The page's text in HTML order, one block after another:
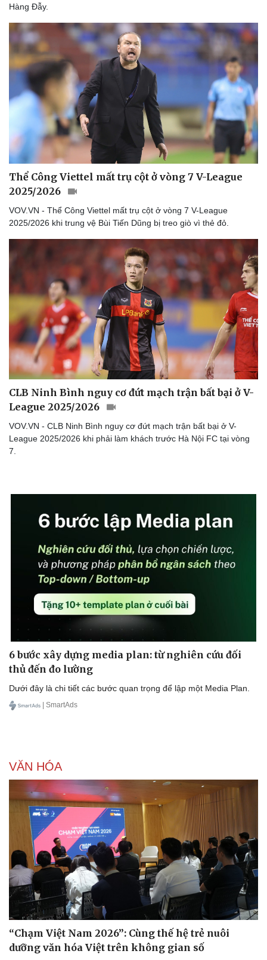
Thể thao
Bóng đá
Lịch thi đấu bóng đá
Thế giới thể thao
eSports
Hậu trường
Ô tô - Xe máy
Ô tô
Xe máy
Tư vấn
Doanh nghiệp
Thông tin doanh nghiệp
Doanh nghiệp 24h
Doanh nhân
Vì cộng đồng
Công nghệ
Sành điệu
Tin Công nghệ
Trải nghiệm
Chuyển đổi số
Hàng Đẫy.
Thể Công Viettel mất trụ cột ở vòng 7 V-League
2025/2026
VOV.VN - Thể Công Viettel mất trụ cột ở vòng 7 V-League
2025/2026 khi trung vệ Bùi Tiến Dũng bị treo giò vì thẻ đỏ.
CLB Ninh Bình nguy cơ đứt mạch trận bất bại ở V-
League 2025/2026
VOV.VN - CLB Ninh Bình nguy cơ đứt mạch trận bất bại ở V-
League 2025/2026 khi phải làm khách trước Hà Nội FC tại vòng
7.
6 bước xây dựng media plan: từ nghiên cứu đối
thủ đến đo lường
Dưới đây là chi tiết các bước quan trọng để lập một Media Plan.
| SmartAds
VĂN HÓA
“Chạm Việt Nam 2026”: Cùng thế hệ trẻ nuôi
dưỡng văn hóa Việt trên không gian số